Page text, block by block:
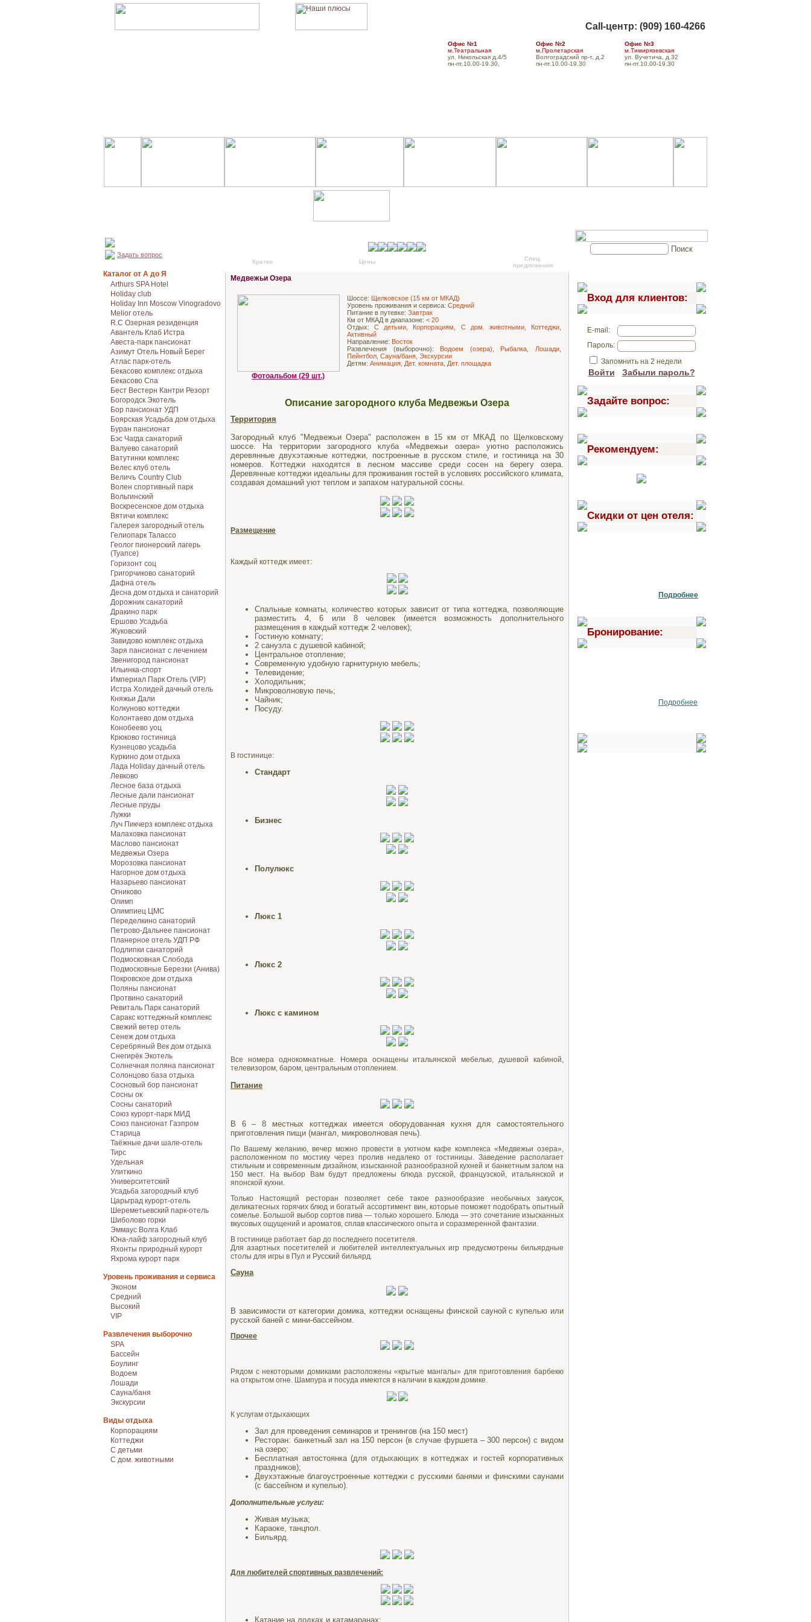
Call-центр: (909) 160-4266
Офис №1
м.Театральная
ул. Никольская д.4/5
пн-пт.10.00-19.30,
Офис №2
м.Пролетарская
Волгоградский пр-т, д.2
пн-пт.10.00-19.30
Офис №3
м.Тимирязевская
ул. Вучетича, д.32
пн-пт.10.00-19.30
Задать вопрос
Каталог от А до Я
Arthurs SPA Hotel
Holiday club
Holiday Inn Moscow Vinogradovo
Melior отель
R.C Озерная резиденция
Авантель Клаб Истра
Авеста-парк пансионат
Азимут Отель Новый Берег
Атлас парк-отель
Бекасово комплекс отдыха
Бекасово Спа
Бест Вестерн Кантри Резорт
Богородск Экотель
Бор пансионат УДП
Боярская Усадьба дом отдыха
Буран пансионат
Бэс Чагда санаторий
Валуево санаторий
Ватутинки комплекс
Велес клуб отель
Величъ Country Club
Волен спортивный парк
Вольгинский
Воскресенское дом отдыха
Вятичи комплекс
Галерея загородный отель
Гелиопарк Талассо
Геолог пионерский лагерь
(Туапсе)
Горизонт соц
Григорчиково санаторий
Дафна отель
Десна дом отдыха и санаторий
Дорожник санаторий
Дракино парк
Ершово Усадьба
Жуковский
Завидово комплекс отдыха
Заря пансионат с лечением
Звенигород пансионат
Ильинка-спорт
Империал Парк Отель (VIP)
Истра Холидей дачный отель
Княжьи Дали
Колкуново коттеджи
Колонтаево дом отдыха
Конобеево уоц
Крюково гостиница
Кузнецово усадьба
Куркино дом отдыха
Лада Holiday дачный отель
Левково
Лесное база отдыха
Лесные дали пансионат
Лесные пруды
Лужки
Луч Пикчерз комплекс отдыха
Малаховка пансионат
Маслово пансионат
Медвежьи Озера
Морозовка пансионат
Нагорное дом отдыха
Назарьево пансионат
Огниково
Олимп
Олимпиец ЦМС
Переделкино санаторий
Петрово-Дальнее пансионат
Планерное отель УДП РФ
Подлипки санаторий
Подмосковная Cлобода
Подмосковные Березки (Анива)
Покровское дом отдыха
Поляны пансионат
Протвино санаторий
Ревиталь Парк санаторий
Саракс коттеджный комплекс
Свежий ветер отель
Сенеж дом отдыха
Серебряный Век дом отдыха
Снегирёк Экотель
Солнечная поляна пансионат
Солонцово база отдыха
Сосновый бор пансионат
Сосны ок
Сосны санаторий
Союз курорт-парк МИД
Союз пансионат Газпром
Старица
Таёжные дачи шале-отель
Тирс
Удельная
Улиткино
Университетский
Усадьба загородный клуб
Царьград курорт-отель
Шереметьевский парк-отель
Шиболово горки
Эммаус Волга Клаб
Юна-лайф загородный клуб
Яхонты природный курорт
Яхрома курорт парк
Уровень проживания и сервиса
Эконом
Средний
Высокий
VIP
Развлечения выборочно
SPA
Бассейн
Боулинг
Водоем
Лошади
Сауна/баня
Экскурсии
Виды отдыха
Корпорациям
Коттеджи
С детьми
С дом. животными
Кратко Цены
Спец.
предложения
Медвежьи Озера
Фотоальбом (29 шт.)
Шоссе: Щелковское (15 км от МКАД)
Уровень проживания и сервиса: Средний
Питание в путевке: Завтрак
Км от МКАД в диапазоне: < 20
Отдых:С детьми, Корпорациям, С дом. животными, Коттеджи,
Активный
Направление: Восток
Развлечения (выборочно): Водоем (озера), Рыбалка, Лошади,
Пейнтбол, Сауна/баня, Экскурсии
Детям: Анимация, Дет. комната, Дет. площадка
Описание загородного клуба Медвежьи Озера
Территория
Загородный клуб "Медвежьи Озерa" расположен в 15 км от МКАД по Щелковскому
шоссе. На территории загородного клуба «Медвежьи озера» уютно расположись
деревянные двухэтажные коттеджи, построенные в русском стиле, и гостиница на 30
номеров. Коттеджи находятся в лесном массиве среди сосен на берегу озера.
Деревянные коттеджи идеальны для проживания гостей в условиях российского климата,
создавая домашний уют теплом и запахом натуральной сосны.
Размещение
Каждый коттедж имеет:
Спальные комнаты, количество которых зависит от типа коттеджа, позволяющие
разместить 4, 6 или 8 человек (имеется возможность дополнительного
размещения в каждый коттедж 2 человек);
Гостиную комнату;
2 санузла с душевой кабиной;
Центральное отопление;
Современную удобную гарнитурную мебель;
Телевидение;
Холодильник;
Микроволновую печь;
Чайник;
Посуду.
В гостинице:
Стандарт
Бизнес
Полулюкс
Люкс 1
Люкс 2
Люкс с камином
Все номера однокомнатные. Номера оснащены итальянской мебелью, душевой кабиной,
телевизором, баром, центральным отоплением.
Питание
В 6 – 8 местных коттеджах имеется оборудованная кухня для самостоятельного
приготовления пищи (мангал, микроволновая печь).
По Вашему желанию, вечер можно провести в уютном кафе комплекса «Медвежьи озера»,
расположенном по мостику через пролив недалеко от гостиницы. Заведение располагает
стильным и современным дизайном, изысканной разнообразной кухней и банкетным залом на
150 мест. На выбор Вам будут предложены блюда русской, французской, итальянской и
японской кухни.
Только Настоящий ресторан позволяет себе такое разнообразие необычных закусок,
деликатесных горячих блюд и богатый ассортимент вин, которые поможет подобрать опытный
сомелье. Большой выбор сортов пива — только хорошего. Блюда — это сочетание изысканных
вкусовых ощущений и ароматов, сплав классического опыта и соразмеренной фантазии.
В гостинице работает бар до последнего посетителя.
Для азартных посетителей и любителей интеллектуальных игр предусмотрены бильярдные
столы для игры в Пул и Русский бильярд.
Сауна
В зависимости от категории домика, коттеджи оснащены финской сауной с купелью или
русской баней с мини-бассейном.
Прочее
Рядом с некоторыми домиками расположены «крытые мангалы» для приготовления барбекю
на открытом огне. Шампура и посуда имеются в наличии в каждом домике.
К услугам отдыхающих
Зал для проведения семинаров и тренингов (на 150 мест)
Ресторан: банкетный зал на 150 персон (в случае фуршета – 300 персон) с видом
на озеро;
Бесплатная автостоянка (для отдыхающих в коттеджах и гостей корпоративных
праздников);
Двухэтажные благоустроенные коттеджи с русскими банями и финскими саунами
(с бассейном и купелью).
Дополнительные услуги:
Живая музыка;
Караоке, танцпол.
Бильярд.
Для любителей спортивных развлечений:
Катание на лодках и катамаранах;
Поиск
Вход для клиентов:
E-mail:
Пароль:
Запомнить на 2 недели
Войти Забыли пароль?
Задайте вопрос:
Рекомендуем:
Скидки от цен отеля:
Подробнее
Бронирование:
Подробнее